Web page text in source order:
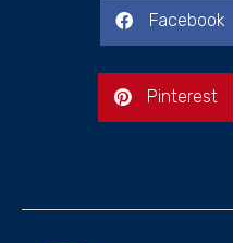
Facebook
Pinterest